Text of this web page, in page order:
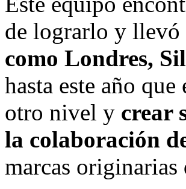
de lograrlo y llevó
como Londres,
hasta este año
otro nivel y crear
la colaboración
marcas